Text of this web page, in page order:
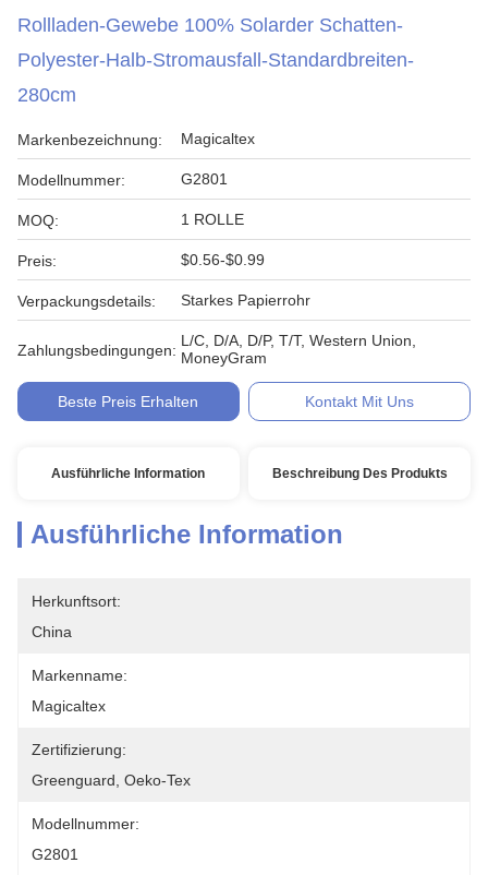
Rollladen-Gewebe 100% Solarder Schatten-
Polyester-Halb-Stromausfall-Standardbreiten-
280cm
Markenbezeichnung: Magicaltex
Modellnummer: G2801
MOQ: 1 ROLLE
Preis: $0.56-$0.99
Verpackungsdetails: Starkes Papierrohr
Zahlungsbedingungen:
L/C, D/A, D/P, T/T, Western Union,
MoneyGram
Beste Preis Erhalten Kontakt Mit Uns
Ausführliche Information Beschreibung Des Produkts
Ausführliche Information
Herkunftsort:
China
Markenname:
Magicaltex
Zertifizierung:
Greenguard, Oeko-Tex
Modellnummer:
G2801